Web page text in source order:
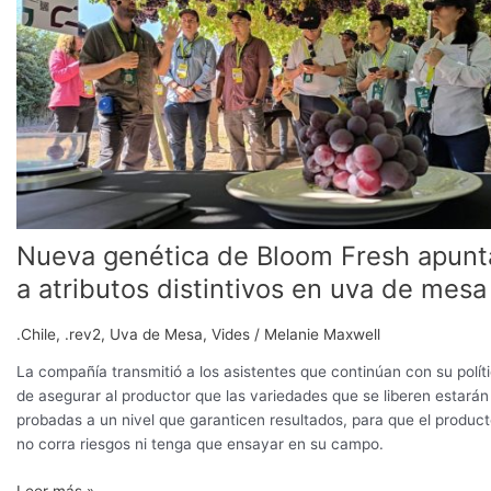
Nueva genética de Bloom Fresh
a atributos distintivos en uva de mesa
.Chile, .rev2, Uva de Mesa, Vides / Melanie Maxwell
La compañía transmitió a los asistentes que continúan con su
de asegurar al productor que las variedades que se liberen estarán
probadas a un nivel que garanticen resultados, para que el
no corra riesgos ni tenga que ensayar en su campo.
de
Bloom
Fresh
apunta
a
atributos
distintivos
en
de
mesa